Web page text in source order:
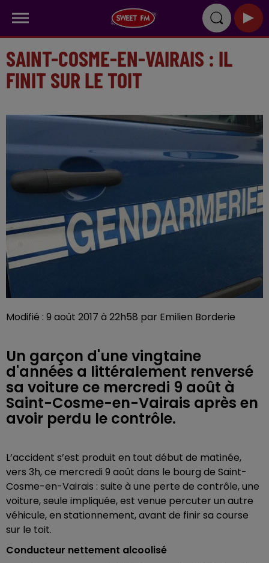
SAINT-COSME-EN-VAIRAIS : IL
FINIT SUR LE TOIT
Modifié : 9 août 2017 à 22h58 par Emilien Borderie
Un garçon d'une vingtaine
d'années a littéralement renversé
sa voiture ce mercredi 9 août à
Saint-Cosme-en-Vairais après en
avoir perdu le contrôle.
L’accident s’est produit en tout début de matinée,
vers 3h, ce mercredi 9 août dans le bourg de Saint-
Cosme-en-Vairais : suite à une perte de contrôle, une
voiture, seule impliquée, est venue percuter un autre
véhicule, en stationnement, avant de finir sa course
sur le toit.
Conducteur nettement alcoolisé